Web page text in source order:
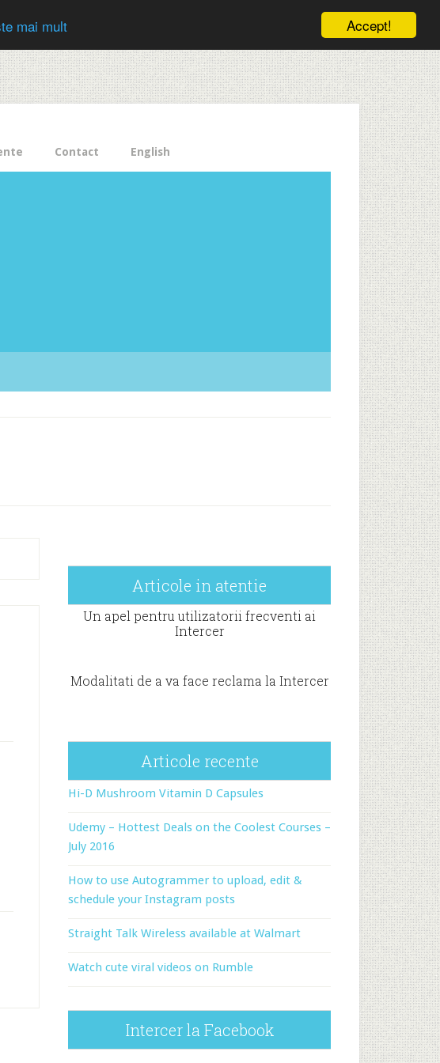
Accept!
mai mult
Contact English
Articole in atentie
Un apel pentru utilizatorii frecventi ai
Intercer
Modalitati de a va face reclama la Intercer
Articole recente
Hi-D Mushroom Vitamin D Capsules
Udemy – Hottest Deals on the Coolest Courses –
July 2016
How to use Autogrammer to upload, edit &
schedule your Instagram posts
Straight Talk Wireless available at Walmart
Watch cute viral videos on Rumble
Intercer la Facebook